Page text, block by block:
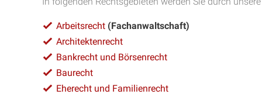
Arbeitsrecht (Fachanwaltschaft)
Architektenrecht
Bankrecht und Börsenrecht
Baurecht
Eherecht und Familienrecht